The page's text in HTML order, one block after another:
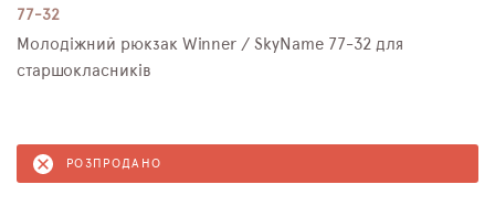
77-32
Молодіжний рюкзак Winner / SkyName 77-32 для
старшокласників
РОЗПРОДАНО